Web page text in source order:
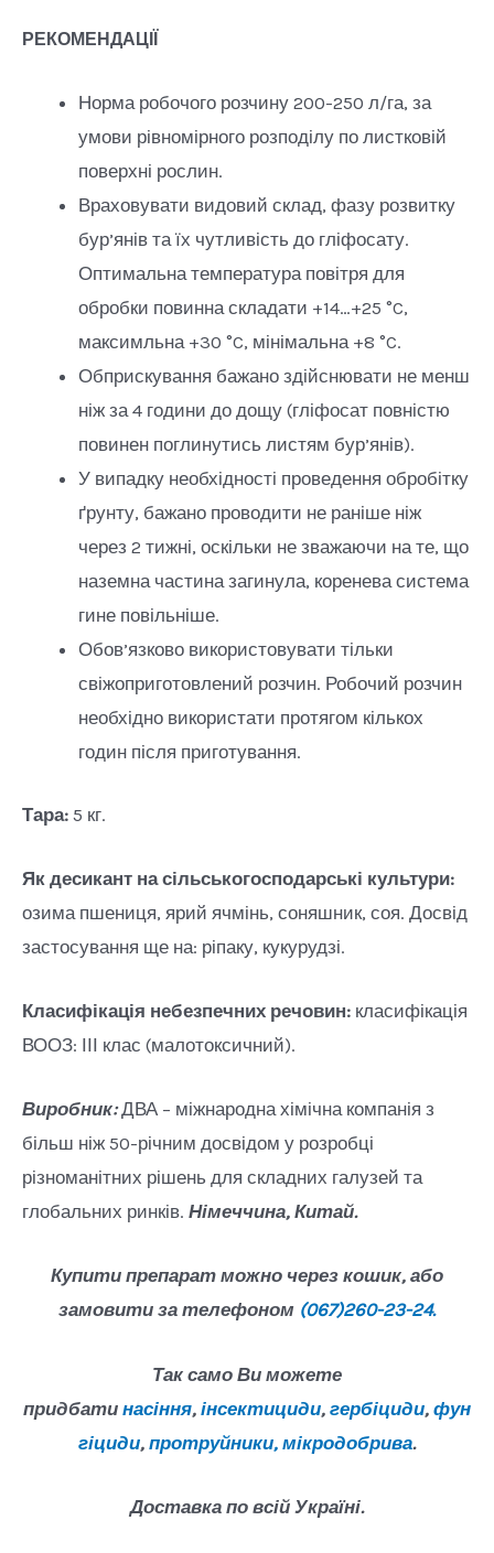
РЕКОМЕНДАЦІЇ
Норма робочого розчину 200-250 л/га, за
умови рівномірного розподілу по листковій
поверхні рослин.
Враховувати видовий склад, фазу розвитку
бур’янів та їх чутливість до гліфосату.
Оптимальна температура повітря для
обробки повинна складати +14…+25 °C,
максимльна +30 °C, мінімальна +8 °C.
Обприскування бажано здійснювати не менш
ніж за 4 години до дощу (гліфосат повністю
повинен поглинутись листям бур’янів).
У випадку необхідності проведення обробітку
ґрунту, бажано проводити не раніше ніж
через 2 тижні, оскільки не зважаючи на те, що
наземна частина загинула, коренева система
гине повільніше.
Обов’язково використовувати тільки
свіжоприготовлений розчин. Робочий розчин
необхідно використати протягом кількох
годин після приготування.
Тара: 5 кг.
Як десикант на сільськогосподарські культури:
озима пшениця, ярий ячмінь, соняшник, соя. Досвід
застосування ще на: ріпаку, кукурудзі.
Класифікація небезпечних речовин: класифікація
ВООЗ: ІІІ клас (малотоксичний).
Виробник: ДВА – міжнародна хімічна компанія з
більш ніж 50-річним досвідом у розробці
різноманітних рішень для складних галузей та
глобальних ринків. Німеччина, Китай.
Купити препарат можно через кошик, або
замовити за телефоном (067)260-23-24.
Так само Ви можете
придбати насіння, інсектициди, гербіциди, фун
гіциди, протруйники, мікродобрива.
Доставка по всій Україні.